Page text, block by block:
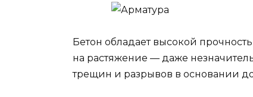
Бетон обладает высокой
на растяжение — даже
трещин и разрывов в основании